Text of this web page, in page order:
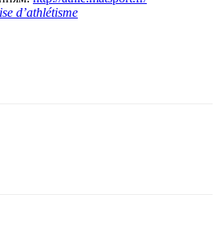
d’athlétisme